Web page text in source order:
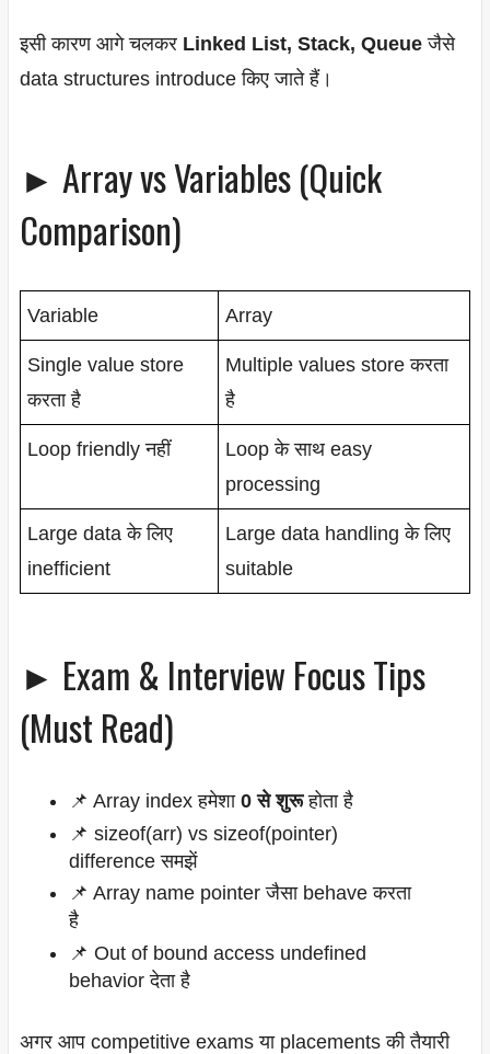
इसी कारण आगे चलकर Linked List, Stack, Queueजैसे
data structures introduce किए जाते हैं।
► Array vs Variables (Quick
Comparison)
Variable Array
Single value store
करता है
Multiple values store करता
है
Loop friendly नहीं
Loop के साथ easy
processing
Large data के लिए
inefficient
Large data handling के लिए
suitable
► Exam & Interview Focus Tips
(Must Read)
📌 Array index हमेशा 0 से शुरूहोता है
📌 sizeof(arr) vs sizeof(pointer)
difference समझें
📌 Array name pointer जैसा behave करता
है
📌 Out of bound access undefined
behavior देता है
अगर आप competitive exams या placements की तैयारी